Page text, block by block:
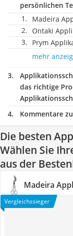
persönlichen
Madeira
Ontaki
Prym
mehr
das richtige
Kommentare
Die besten
Wählen Sie
aus der
Madeira
Vergleichssieger